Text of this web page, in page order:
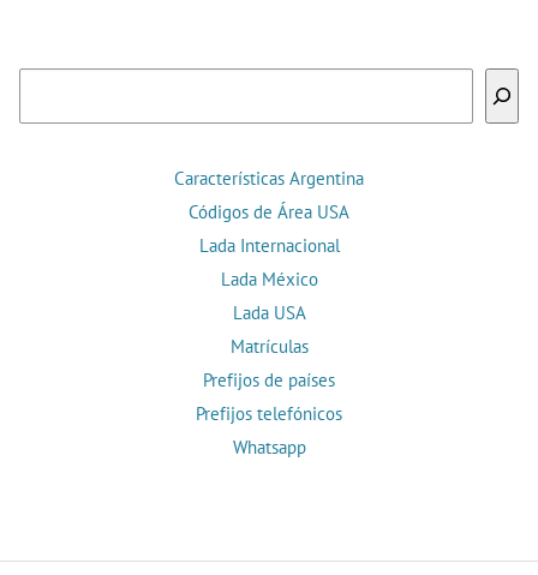
Características Argentina
Códigos de Área USA
Lada Internacional
Lada México
Lada USA
Matrículas
Prefijos de países
Prefijos telefónicos
Whatsapp